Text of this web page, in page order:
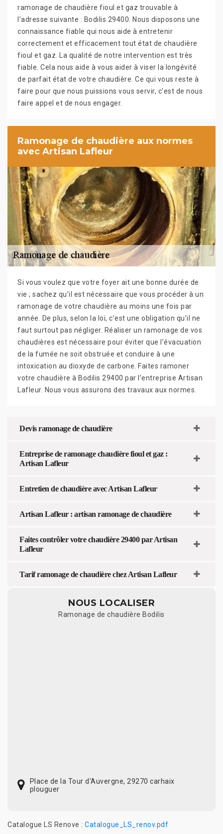
ramonage de chaudière fioul et gaz trouvable à
l’adresse suivante : Bodilis 29400. Nous disposons une
connaissance fiable qui nous aide à entretenir
correctement et efficacement tout état de chaudière
fioul et gaz. La qualité de notre intervention est très
fiable. Cela nous aide à vous aider à viser la longévité
de parfait état de votre chaudière. Ce qui vous reste à
faire pour que nous puissions vous servir, c’est de nous
faire appel et de nous engager.
Ramonage de chaudière aux normes
avec Artisan Lafleur
Si vous voulez que votre foyer ait une bonne durée de
vie ; sachez qu’il est nécessaire que vous procéder à un
ramonage de votre chaudière au moins une fois par
année. De plus, selon la loi, c’est une obligation qu’il ne
faut surtout pas négliger. Réaliser un ramonage de vos
chaudières est nécessaire pour éviter que l’évacuation
de la fumée ne soit obstruée et conduire à une
intoxication au dioxyde de carbone. Faites ramoner
votre chaudière à Bodilis 29400 par l’entreprise Artisan
Lafleur. Nous vous assurons des travaux aux normes.
Devis ramonage de chaudière
Entreprise de ramonage chaudière fioul et gaz :
Artisan Lafleur
Entretien de chaudière avec Artisan Lafleur
Artisan Lafleur : artisan ramonage de chaudière
Faites contrôler votre chaudière 29400 par Artisan
Lafleur
Tarif ramonage de chaudière chez Artisan Lafleur
NOUS LOCALISER
Ramonage de chaudière Bodilis
Place de la Tour d'Auvergne, 29270 carhaix
plouguer
Catalogue LS Renove : Catalogue_LS_renov.pdf